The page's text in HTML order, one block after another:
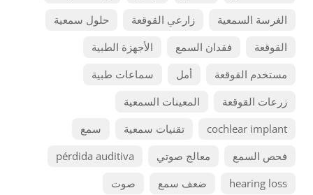
الغرسة السمعية
زارعي القوقعة
حلول سمعية
القوقعة
فقدان السمع
الأجهزة الطبية
مستخدم القوقعة
أمل
سماعات طبية
زرعات القوقعة
المعينات السمعية
cochlear implant
تقنيات سمعية
سمع
فحص السمع
معالج صوتي
pérdida auditiva
hearing loss
ضعف سمع
صوت